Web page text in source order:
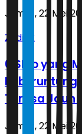
Jumat, 22 Mei
Zodiak
6 Shio yang
Terasa Jauh
Jumat, 22 Mei